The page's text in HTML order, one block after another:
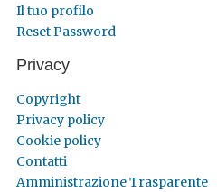
Il tuo profilo
Reset Password
Privacy
Copyright
Privacy policy
Cookie policy
Contatti
Amministrazione Trasparente